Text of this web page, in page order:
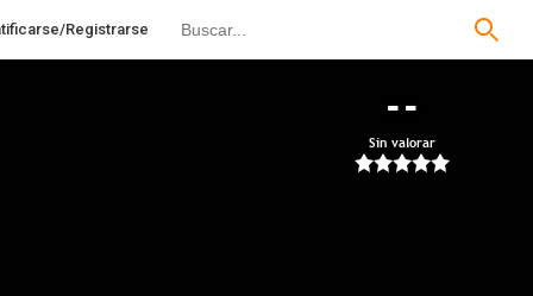
Registrarse
--
Sin valorar